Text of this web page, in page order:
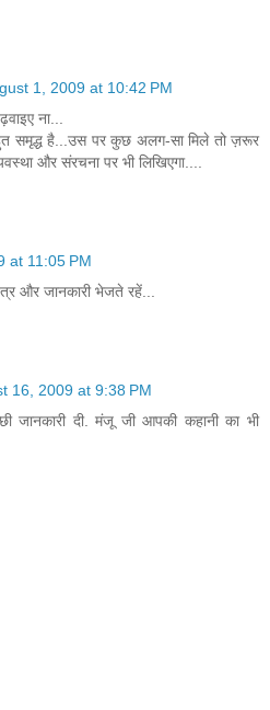
1, 2009 at 10:42 PM
ना...
समृद्ध है...उस पर कुछ अलग-सा मिले तो ज़रूर
और संरचना पर भी लिखिएगा....
at 11:05 PM
और जानकारी भेजते रहें...
16, 2009 at 9:38 PM
जानकारी दी. मंजू जी आपकी कहानी का भी